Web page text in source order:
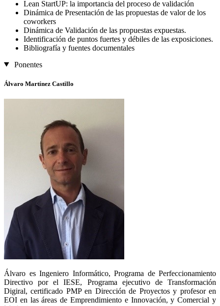
Lean StartUP: la importancia del proceso de validación
Dinámica de Presentación de las propuestas de valor de los
coworkers
Dinámica de Validación de las propuestas expuestas.
Identificación de puntos fuertes y débiles de las exposiciones.
Bibliografía y fuentes documentales
Ponentes
Álvaro Martínez Castillo
Álvaro es Ingeniero Informático, Programa de Perfeccionamiento
Directivo por el IESE, Programa ejecutivo de Transformación
Digiral, certificado PMP en Dirección de Proyectos y profesor en
EOI en las áreas de Emprendimiento e Innovación, y Comercial y